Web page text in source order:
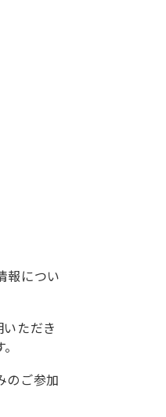
報につい
ただき
のご参加